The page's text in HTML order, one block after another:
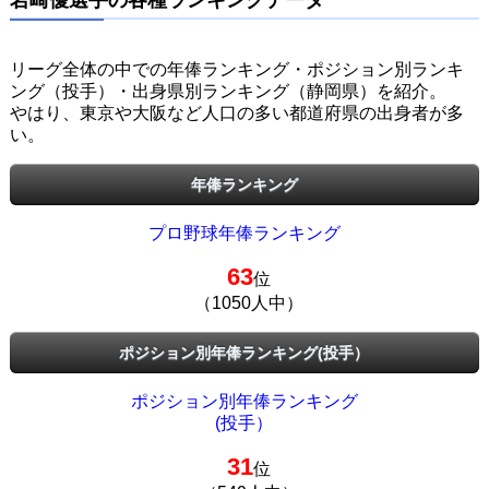
リーグ全体の中での年俸ランキング・ポジション別ランキ
ング（投手）・出身県別ランキング（静岡県）を紹介。
やはり、東京や大阪など人口の多い都道府県の出身者が多
い。
年俸ランキング
プロ野球年俸ランキング
63位
（1050人中）
ポジション別年俸ランキング(投手）
ポジション別年俸ランキング
(投手）
31位